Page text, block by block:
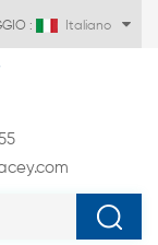
: Italiano